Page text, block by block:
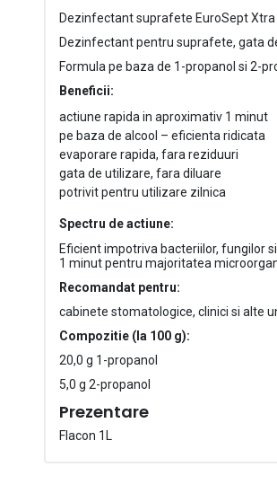
Dezinfectant suprafete EuroSept
Dezinfectant pentru suprafete, gata
Formula pe baza de 1-propanol si 2-
Beneficii:
actiune rapida in aproximativ 1 minut
pe baza de alcool – eficienta ridicata
evaporare rapida, fara reziduuri
gata de utilizare, fara diluare
potrivit pentru utilizare zilnica
Spectru de actiune:
Eficient impotriva bacteriilor, fungilor si
1 minut pentru majoritatea
Recomandat pentru:
cabinete stomatologice, clinici si alte
Compozitie (la 100 g):
20,0 g 1-propanol
5,0 g 2-propanol
Prezentare
Flacon 1L